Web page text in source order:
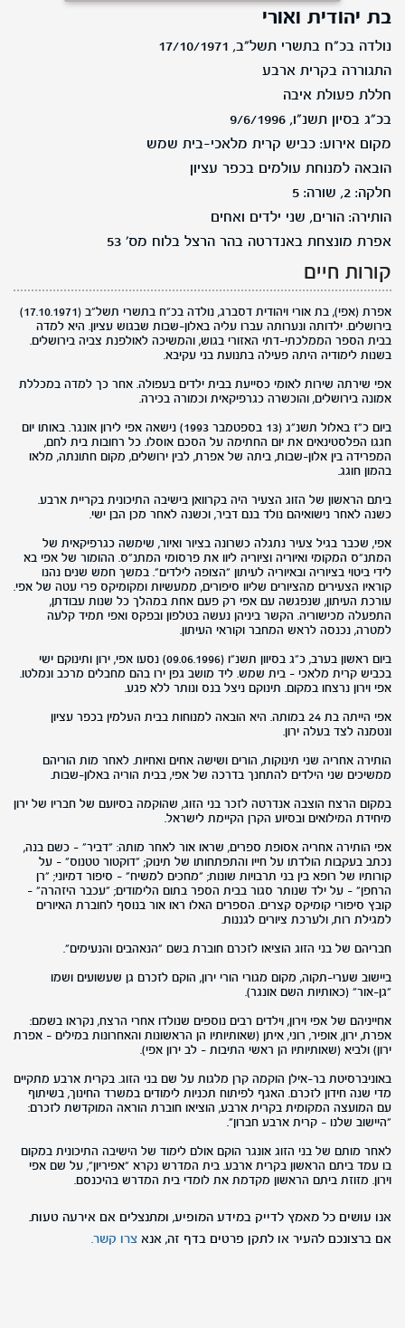
בת יהודית ואורי
נולדה בכ"ח בתשרי תשל"ב, 17/10/1971
התגוררה בקרית ארבע
חללת פעולת איבה
בכ"ג בסיון תשנ"ו, 9/6/1996
מקום אירוע: כביש קרית מלאכי-בית שמש
הובאה למנוחת עולמים בכפר עציון
חלקה: 2, שורה: 5
הותירה: הורים, שני ילדים ואחים
אפרת מונצחת באנדרטה בהר הרצל בלוח מס' 53
קורות חיים
אפרת (אפי), בת אורי ויהודית דסברג, נולדה בכ"ח בתשרי תשל"ב (17.10.1971)
בירושלים. ילדותה ונערותה עברו עליה באלון-שבות שבגוש עציון. היא למדה
בבית הספר הממלכתי-דתי האזורי בגוש, והמשיכה לאולפנת צביה בירושלים.
בשנות לימודיה היתה פעילה בתנועת בני עקיבא.
אפי שירתה שירות לאומי כסייעת בבית ילדים בעפולה. אחר כך למדה במכללת
אמונה בירושלים, והוכשרה כגרפיקאית וכמורה בכירה.
ביום כ"ז באלול תשנ"ג (13 בספטמבר 1993) נישאה אפי לירון אונגר. באותו יום
חגגו הפלסטינאים את יום החתימה על הסכם אוסלו. כל רחובות בית לחם,
המפרידה בין אלון-שבות, ביתה של אפרת, לבין ירושלים, מקום חתונתה, מלאו
בהמון חוגג.
ביתם הראשון של הזוג הצעיר היה בקרוואן בישיבה התיכונית בקריית ארבע.
כשנה לאחר נישואיהם נולד בנם דביר, וכשנה לאחר מכן הבן ישי.
אפי, שכבר בגיל צעיר נתגלה כשרונה בציור ואיור, שימשה כגרפיקאית של
המתנ"ס המקומי ואיוריה וציוריה ליוו את פרסומי המתנ"ס. ההומור של אפי בא
לידי ביטוי בציוריה ובאיוריה לעיתון "הצופה לילדים". במשך חמש שנים נהנו
קוראיו הצעירים מהציורים שליוו סיפורים, ממעשיות ומקומיקס פרי עטה של אפי.
עורכת העיתון, שנפגשה עם אפי רק פעם אחת במהלך כל שנות עבודתן,
התפעלה מכישוריה. הקשר ביניהן נעשה בטלפון ובפקס ואפי תמיד קלעה
למטרה, נכנסה לראש המחבר וקוראי העיתון.
ביום ראשון בערב, כ"ג בסיוון תשנ"ו (09.06.1996) נסעו אפי, ירון ותינוקם ישי
בכביש קרית מלאכי - בית שמש. ליד מושב גפן ירו בהם מחבלים מרכב ונמלטו.
אפי וירון נרצחו במקום. תינוקם ניצל בנס ונותר ללא פגע.
אפי הייתה בת 24 במותה. היא הובאה למנוחות בבית העלמין בכפר עציון
ונטמנה לצד בעלה ירון.
הותירה אחריה שני תינוקות, הורים ושישה אחים ואחיות. לאחר מות הוריהם
ממשיכים שני הילדים להתחנך בדרכה של אפי, בבית הוריה באלון-שבות.
במקום הרצח הוצבה אנדרטה לזכר בני הזוג, שהוקמה בסיועם של חבריו של ירון
מיחידת המילואים ובסיוע הקרן הקיימת לישראל.
אפי הותירה אחריה אסופת ספרים, שראו אור לאחר מותה: "דביר" - כשם בנה,
נכתב בעקבות הולדתו על חייו והתפתחותו של תינוק; "דוקטור טטנוס" - על
קורותיו של רופא בין בני תרבויות שונות; "מחכים למשיח" - סיפור דמיוני; "רן
הרחפן" - על ילד שנותר סגור בבית הספר בתום הלימודים; "עכבר היזהרה" -
קובץ סיפורי קומיקס קצרים. הספרים האלו ראו אור בנוסף לחוברת האיורים
למגילת רות, ולערכת ציורים לגננות.
חבריהם של בני הזוג הוציאו לזכרם חוברת בשם "הנאהבים והנעימים".
ביישוב שערי-תקוה, מקום מגורי הורי ירון, הוקם לזכרם גן שעשועים ושמו
"גן-אור" (כאותיות השם אונגר).
אחייניהם של אפי וירון, וילדים רבים נוספים שנולדו אחרי הרצח, נקראו בשמם:
אפרת, ירון, אופיר, רוני, איתן (שאותיותיו הן הראשונות והאחרונות במילים - אפרת
ירון) ולביא (שאותיותיו הן ראשי התיבות - לב ירון אפי).
באוניברסיטת בר-אילן הוקמה קרן מלגות על שם בני הזוג. בקרית ארבע מתקיים
מדי שנה חידון לזכרם. האגף לפיתוח תכניות לימודים במשרד החינוך, בשיתוף
עם המועצה המקומית בקרית ארבע, הוציאו חוברת הוראה המוקדשת לזכרם:
"היישוב שלנו - קרית ארבע חברון".
לאחר מותם של בני הזוג אונגר הוקם אולם לימוד של הישיבה התיכונית במקום
בו עמד ביתם הראשון בקרית ארבע. בית המדרש נקרא "אפיריון", על שם אפי
וירון. מזוזת ביתם הראשון מקדמת את לומדי בית המדרש בהיכנסם.
אנו עושים כל מאמץ לדייק במידע המופיע, ומתנצלים אם אירעה טעות.
אם ברצונכם להעיר או לתקן פרטים בדף זה, אנא צרו קשר.